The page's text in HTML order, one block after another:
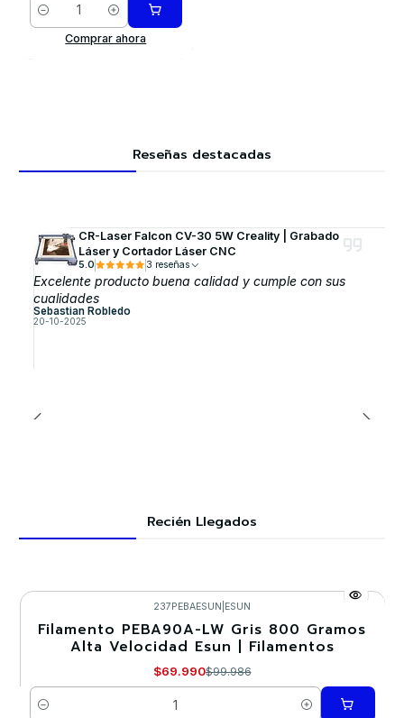
Cantidad
Comprar ahora
Reseñas destacadas
CR-Laser Falcon CV-30 5W Creality | Grabado
Láser y Cortador Láser CNC
5.0 3 reseñas
Excelente producto buena calidad y cumple con sus
cualidades
Sebastian Robledo
20-10-2025
Recién Llegados
-30%
237PEBAESUN ESUN
Filamento PEBA90A-LW Gris 800 Gramos
Alta Velocidad Esun | Filamentos
$69.990$99.986
Cantidad